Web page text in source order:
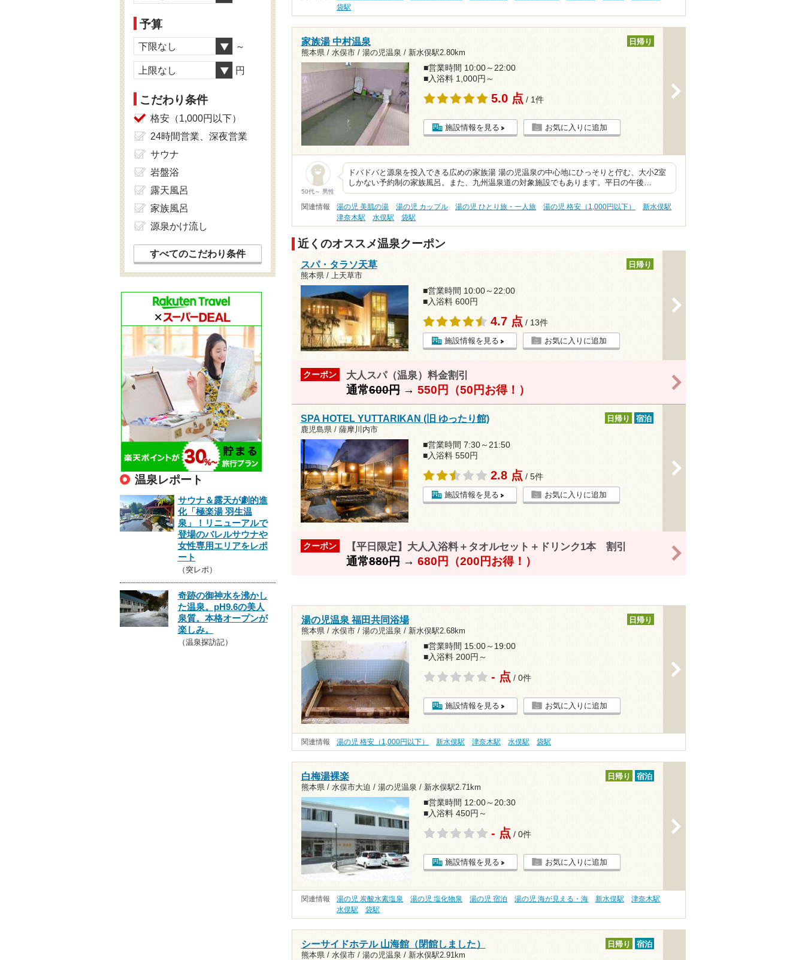
袋駅
家族湯 中村温泉
熊本県 / 水俣市 / 湯の児温泉 / 新水俣駅2.80km
日帰り
■営業時間 10:00～22:00
■入浴料 1,000円～
5.0 点 / 1件
施設情報を見る お気に入りに追加
50代～ 男性
ドバドバと源泉を投入できる広めの家族湯 湯の児温泉の中心地にひっそりと佇む、大小2室
しかない予約制の家族風呂。また、九州温泉道の対象施設でもあります。平日の午後…
関連情報 湯の児 美肌の湯 湯の児 カップル 湯の児 ひとり旅・一人旅 湯の児 格安（1,000円以下）
新水俣駅
津奈木駅
水俣駅 袋駅
近くのオススメ温泉クーポン
スパ・タラソ天草
熊本県 / 上天草市
日帰り
■営業時間 10:00～22:00
■入浴料 600円
4.7 点 / 13件
施設情報を見る お気に入りに追加
クーポン 大人スパ（温泉）料金割引
通常600円→ 550円（50円お得！）
SPA HOTEL YUTTARIKAN (旧 ゆったり館)
鹿児島県 / 薩摩川内市
日帰り 宿泊
■営業時間 7:30～21:50
■入浴料 550円
2.8 点 / 5件
施設情報を見る お気に入りに追加
クーポン 【平日限定】大人入浴料＋タオルセット＋ドリンク1本 割引
通常880円→ 680円（200円お得！）
>
湯の児温泉 福田共同浴場
熊本県 / 水俣市 / 湯の児温泉 / 新水俣駅2.68km
日帰り
■営業時間 15:00～19:00
■入浴料 200円～
- 点 / 0件
施設情報を見る お気に入りに追加
関連情報 湯の児 格安（1,000円以下） 新水俣駅 津奈木駅 水俣駅 袋駅
白梅湯裸楽
熊本県 / 水俣市大迫 / 湯の児温泉 / 新水俣駅2.71km
日帰り 宿泊
■営業時間 12:00～20:30
■入浴料 450円～
- 点 / 0件
施設情報を見る お気に入りに追加
関連情報 湯の児 炭酸水素塩泉 湯の児 塩化物泉 湯の児 宿泊 湯の児 海が見える・海 新水俣駅
津奈木駅
水俣駅
袋駅
シーサイドホテル 山海館（閉館しました）
熊本県 / 水俣市 / 湯の児温泉 / 新水俣駅2.91km
日帰り 宿泊
予算
下限なし ～
上限なし 円
こだわり条件
格安（1,000円以下）
24時間営業、深夜営業
サウナ
岩盤浴
露天風呂
家族風呂
源泉かけ流し
すべてのこだわり条件
温泉レポート
サウナ＆露天が劇的進
化「極楽湯 羽生温
泉」！リニューアルで
登場のバレルサウナや
女性専用エリアをレポ
ート
（突レポ）
奇跡の御神水を沸かし
た温泉。pH9.6の美人
泉質。本格オープンが
楽しみ。
（温泉探訪記）